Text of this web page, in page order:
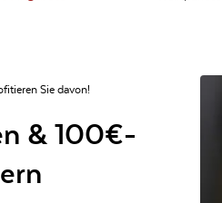
Sie davon!
& 100€-